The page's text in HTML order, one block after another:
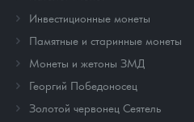
Инвестиционные монеты
Памятные и старинные монеты
Монеты и жетоны ЗМД
Георгий Победоносец
Золотой червонец Сеятель